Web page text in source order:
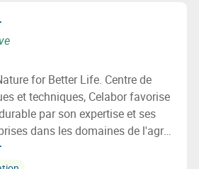
for Better Life. Centre de
et techniques, Celabor favorise
par son expertise et ses
dans les domaines de l'agro-
de la valorisation de la
de l’environnement